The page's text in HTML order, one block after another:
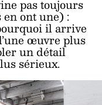
pas toujours
en ont une) :
il arrive
œuvre plus
un détail
sérieux.